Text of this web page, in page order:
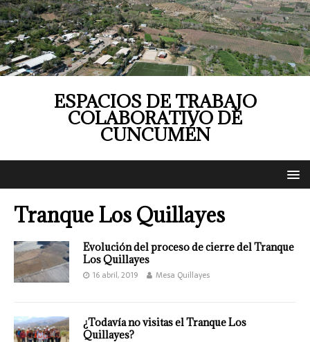
ESPACIOS DE TRABAJO
COLABORATIVO DE
CUNCUMÉN
Tranque Los Quillayes
Evolución del proceso de cierre del Tranque
Los Quillayes
16 abril, 2019 Mesa Quillayes
¿Todavía no visitas el Tranque Los
Quillayes?